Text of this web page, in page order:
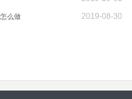
2019-08-30
么做